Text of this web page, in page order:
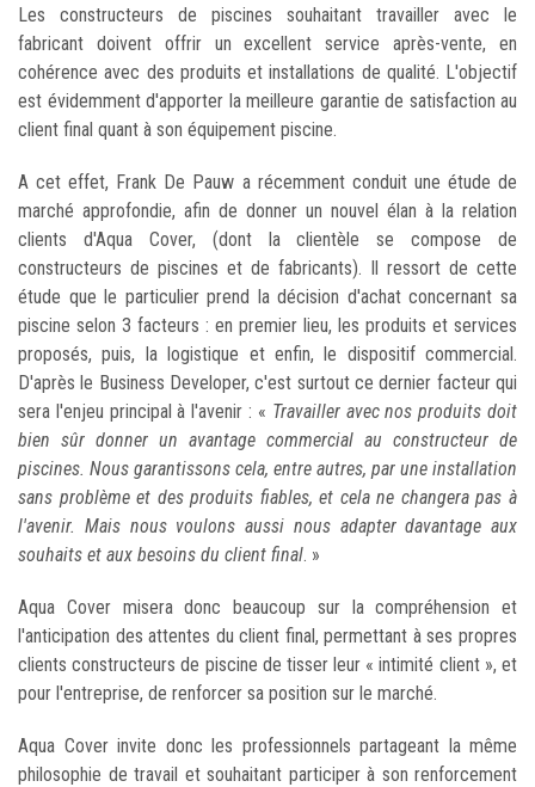
Les constructeurs de piscines souhaitant travailler avec le
fabricant doivent offrir un excellent service après-vente, en
cohérence avec des produits et installations de qualité. L'objectif
est évidemment d'apporter la meilleure garantie de satisfaction au
client final quant à son équipement piscine.
A cet effet, Frank De Pauw a récemment conduit une étude de
marché approfondie, afin de donner un nouvel élan à la relation
clients d'Aqua Cover, (dont la clientèle se compose de
constructeurs de piscines et de fabricants). Il ressort de cette
étude que le particulier prend la décision d'achat concernant sa
piscine selon 3 facteurs : en premier lieu, les produits et services
proposés, puis, la logistique et enfin, le dispositif commercial.
D'après le Business Developer, c'est surtout ce dernier facteur qui
sera l'enjeu principal à l'avenir : « Travailler avec nos produits doit
bien sûr donner un avantage commercial au constructeur de
piscines. Nous garantissons cela, entre autres, par une installation
sans problème et des produits fiables, et cela ne changera pas à
l'avenir. Mais nous voulons aussi nous adapter davantage aux
souhaits et aux besoins du client final. »
Aqua Cover misera donc beaucoup sur la compréhension et
l'anticipation des attentes du client final, permettant à ses propres
clients constructeurs de piscine de tisser leur « intimité client », et
pour l'entreprise, de renforcer sa position sur le marché.
Aqua Cover invite donc les professionnels partageant la même
philosophie de travail et souhaitant participer à son renforcement